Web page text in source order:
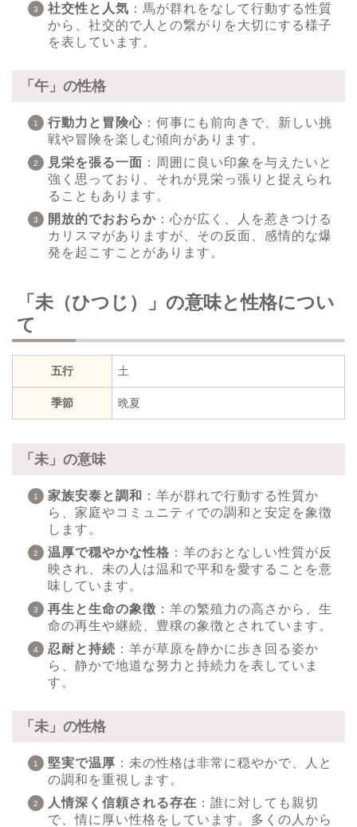
社交性と人気 ：馬が群れをなして行動する性質
から、社交的で人との繋がりを大切にする様子
を表しています。
「午」の性格
行動力と冒険心 ：何事にも前向きで、新しい挑
戦や冒険を楽しむ傾向があります。
見栄を張る一面 ：周囲に良い印象を与えたいと
強く思っており、それが見栄っ張りと捉えられ
ることもあります。
開放的でおおらか ：心が広く、人を惹きつける
カリスマがありますが、その反面、感情的な爆
発を起こすことがあります。
「未（ひつじ）」の意味と性格につい
て
五行 土
季節 晩夏
「未」の意味
家族安泰と調和 ：羊が群れで行動する性質か
ら、家庭やコミュニティでの調和と安定を象徴
します。
温厚で穏やかな性格 ：羊のおとなしい性質が反
映され、未の人は温和で平和を愛することを意
味しています。
再生と生命の象徴 ：羊の繁殖力の高さから、生
命の再生や継続、豊穣の象徴とされています。
忍耐と持続 ：羊が草原を静かに歩き回る姿か
ら、静かで地道な努力と持続力を表していま
す。
「未」の性格
堅実で温厚 ：未の性格は非常に穏やかで、人と
の調和を重視します。
人情深く信頼される存在 ：誰に対しても親切
で、情に厚い性格をしています。多くの人から